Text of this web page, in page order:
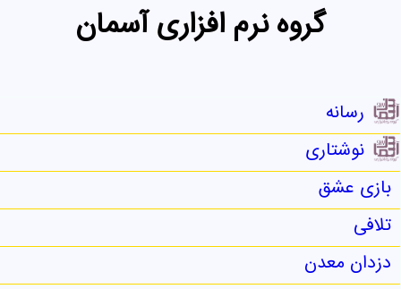
گروه نرم افزاری آسمان
رسانه
نوشتاری
بازی عشق
تلافی
دزدان معدن